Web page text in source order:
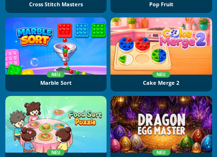
Cross Stitch Masters Pop Fruit
NEU
Marble Sort
NEU
Cake Merge 2
NEU NEU